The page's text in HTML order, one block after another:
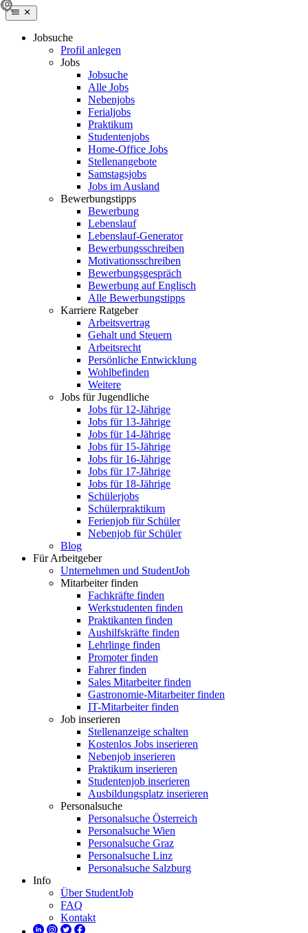
Jobsuche
Profil anlegen
Jobs
Jobsuche
Alle Jobs
Nebenjobs
Ferialjobs
Praktikum
Studentenjobs
Home-Office Jobs
Stellenangebote
Samstagsjobs
Jobs im Ausland
Bewerbungstipps
Bewerbung
Lebenslauf
Lebenslauf-Generator
Bewerbungsschreiben
Motivationsschreiben
Bewerbungsgespräch
Bewerbung auf Englisch
Alle Bewerbungstipps
Karriere Ratgeber
Arbeitsvertrag
Gehalt und Steuern
Arbeitsrecht
Persönliche Entwicklung
Wohlbefinden
Weitere
Jobs für Jugendliche
Jobs für 12-Jährige
Jobs für 13-Jährige
Jobs für 14-Jährige
Jobs für 15-Jährige
Jobs für 16-Jährige
Jobs für 17-Jährige
Jobs für 18-Jährige
Schülerjobs
Schülerpraktikum
Ferienjob für Schüler
Nebenjob für Schüler
Blog
Für Arbeitgeber
Unternehmen und StudentJob
Mitarbeiter finden
Fachkräfte finden
Werkstudenten finden
Praktikanten finden
Aushilfskräfte finden
Lehrlinge finden
Promoter finden
Fahrer finden
Sales Mitarbeiter finden
Gastronomie-Mitarbeiter finden
IT-Mitarbeiter finden
Job inserieren
Stellenanzeige schalten
Kostenlos Jobs inserieren
Nebenjob inserieren
Praktikum inserieren
Studentenjob inserieren
Ausbildungsplatz inserieren
Personalsuche
Personalsuche Österreich
Personalsuche Wien
Personalsuche Graz
Personalsuche Linz
Personalsuche Salzburg
Info
Über StudentJob
FAQ
Kontakt